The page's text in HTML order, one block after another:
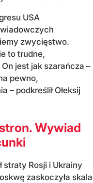
USA
zwycięstwo.
to trudne,
jest jak szarańcza –
pewno,
– podkreślił Ołeksij
Wywiad
straty Rosji i Ukrainy
zaskoczyła skala